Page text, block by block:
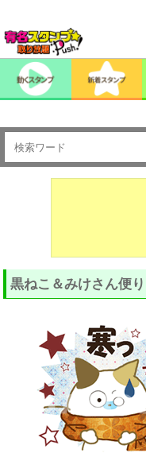
黒ねこ＆みけさん便